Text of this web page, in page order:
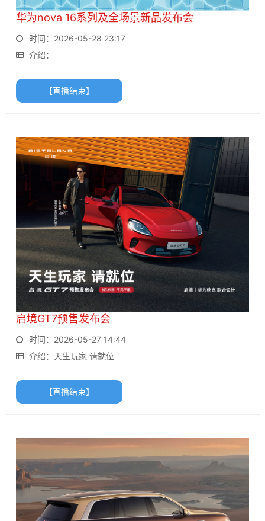
华为nova 16系列及全场景新品发布会
时间：2026-05-28 23:17
介绍：
【直播结束】
启境GT7预售发布会
时间：2026-05-27 14:44
介绍：天生玩家 请就位
【直播结束】